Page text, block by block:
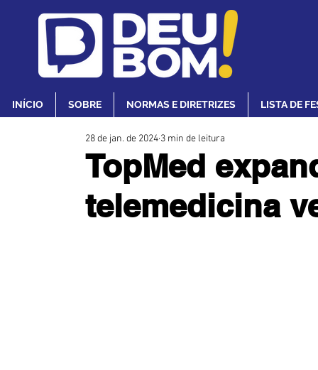
INÍCIO SOBRE NORMAS E DIRETRIZES LISTA DE
TopMed
telemedicina
28 de jan. de 2024 3 min de leitura